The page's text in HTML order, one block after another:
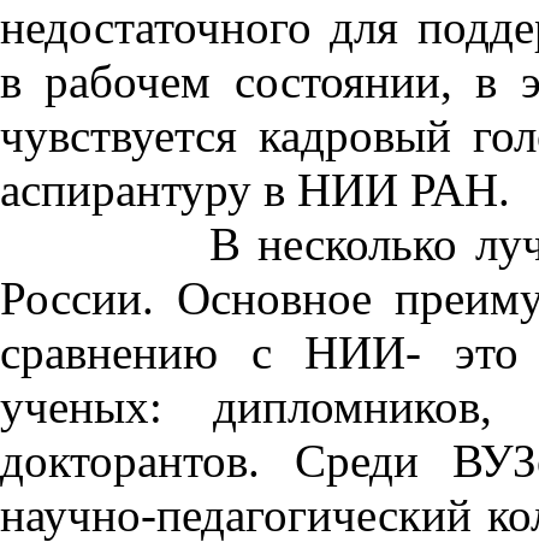
недостаточного для
в рабочем состоянии, в
чувствуется кадровый
аспирантуру в НИИ РАН.
В несколько
России. Основное
сравнению с НИИ- это
ученых: дипломников,
докторантов. Среди
научно-педагогический